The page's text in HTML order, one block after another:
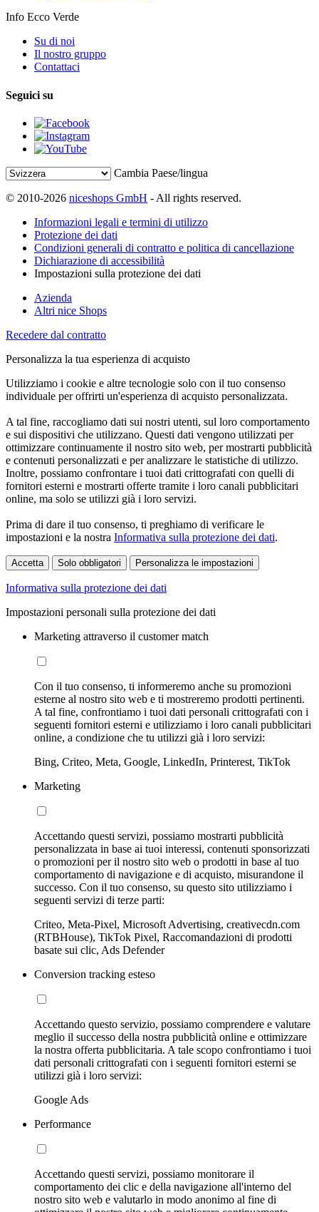
Info Ecco Verde
Su di noi
Il nostro gruppo
Contattaci
Seguici su
Cambia Paese/lingua
© 2010-2026 niceshops GmbH - All rights reserved.
Informazioni legali e termini di utilizzo
Protezione dei dati
Condizioni generali di contratto e politica di cancellazione
Dichiarazione di accessibilità
Impostazioni sulla protezione dei dati
Azienda
Altri nice Shops
Recedere dal contratto
Personalizza la tua esperienza di acquisto
Utilizziamo i cookie e altre tecnologie solo con il tuo consenso
individuale per offrirti un'esperienza di acquisto personalizzata.
A tal fine, raccogliamo dati sui nostri utenti, sul loro comportamento
e sui dispositivi che utilizzano. Questi dati vengono utilizzati per
ottimizzare continuamente il nostro sito web, per mostrarti pubblicità
e contenuti personalizzati e per analizzare le statistiche di utilizzo.
Inoltre, possiamo confrontare i tuoi dati crittografati con quelli di
fornitori esterni e mostrarti offerte tramite i loro canali pubblicitari
online, ma solo se utilizzi già i loro servizi.
Prima di dare il tuo consenso, ti preghiamo di verificare le
impostazioni e la nostra Informativa sulla protezione dei dati.
Accetta Solo obbligatori Personalizza le impostazioni
Informativa sulla protezione dei dati
Impostazioni personali sulla protezione dei dati
Marketing attraverso il customer match
Con il tuo consenso, ti informeremo anche su promozioni
esterne al nostro sito web e ti mostreremo prodotti pertinenti.
A tal fine, confrontiamo i tuoi dati personali crittografati con i
seguenti fornitori esterni e utilizziamo i loro canali pubblicitari
online, a condizione che tu utilizzi già i loro servizi:
Bing, Criteo, Meta, Google, LinkedIn, Printerest, TikTok
Marketing
Accettando questi servizi, possiamo mostrarti pubblicità
personalizzata in base ai tuoi interessi, contenuti sponsorizzati
o promozioni per il nostro sito web o prodotti in base al tuo
comportamento di navigazione e di acquisto, misurandone il
successo. Con il tuo consenso, su questo sito utilizziamo i
seguenti servizi di terze parti:
Criteo, Meta-Pixel, Microsoft Advertising, creativecdn.com
(RTBHouse), TikTok Pixel, Raccomandazioni di prodotti
basate sui clic, Ads Defender
Conversion tracking esteso
Accettando questo servizio, possiamo comprendere e valutare
meglio il successo della nostra pubblicità online e ottimizzare
la nostra offerta pubblicitaria. A tale scopo confrontiamo i tuoi
dati personali crittografati con i seguenti fornitori esterni se
utilizzi già i loro servizi:
Google Ads
Performance
Accettando questi servizi, possiamo monitorare il
comportamento dei clic e della navigazione all'interno del
nostro sito web e valutarlo in modo anonimo al fine di